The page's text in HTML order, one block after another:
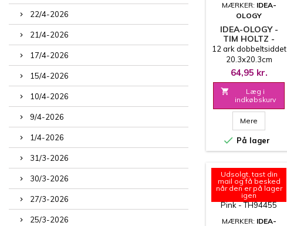
22/4-2026
21/4-2026
17/4-2026
15/4-2026
10/4-2026
9/4-2026
1/4-2026
31/3-2026
30/3-2026
27/3-2026
25/3-2026
MÆRKER: IDEA-
OLOGY
IDEA-OLOGY -
TIM HOLTZ -
PALETTE
COLLECTION 8X8
- YELLOW -
TH94472
12 ark dobbeltsiddet
20.3x20.3cm
64,95 kr.

Læg i
indkøbskurv
Mere
 På lager
Udsolgt, tast din
mail og få besked
når den er på lager
igen
MÆRKER: IDEA-